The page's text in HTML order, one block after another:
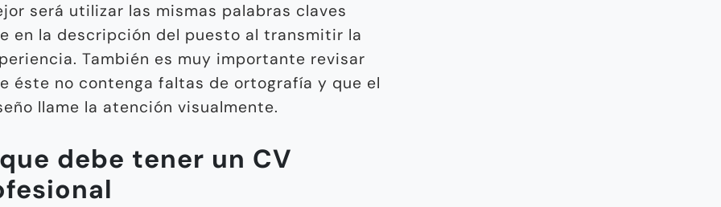
será utilizar las mismas palabras claves
en la descripción del puesto al transmitir la
También es muy importante revisar
éste no contenga faltas de ortografía y que el
llame la atención visualmente.
debe tener un CV